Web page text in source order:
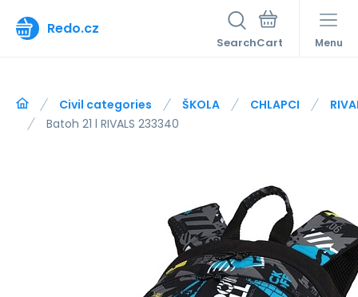
Redo.cz
Search Menu
Civil categories ŠKOLA CHLAPCI
Batoh 21 l RIVALS 233340